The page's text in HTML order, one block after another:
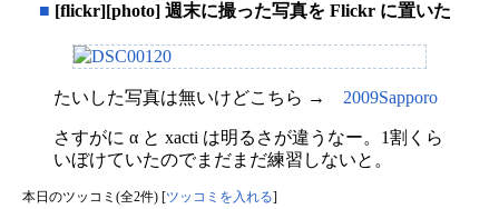
■ [flickr][photo] 週末に撮った写真を Flickr に置いた
たいした写真は無いけどこちら → 2009Sapporo
さすがに α と xacti は明るさが違うなー。1割くら
いぼけていたのでまだまだ練習しないと。
本日のツッコミ(全2件) [ ツッコミを入れる